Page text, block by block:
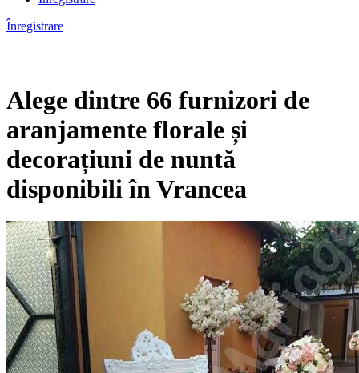
Înregistrare
Alege dintre 66 furnizori de
aranjamente florale și
decorațiuni de nuntă
disponibili în Vrancea